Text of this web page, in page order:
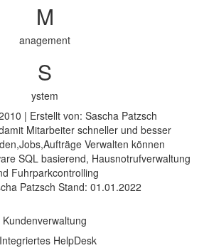
M
anagement
S
ystem
| Erstellt von: Sascha Patzsch
Mitarbeiter schneller und besser
Verwalten können
SQL basierend, Hausnotrufverwaltung
Fuhrparkcontrolling
Patzsch Stand: 01.01.2022
Kundenverwaltung
HelpDesk